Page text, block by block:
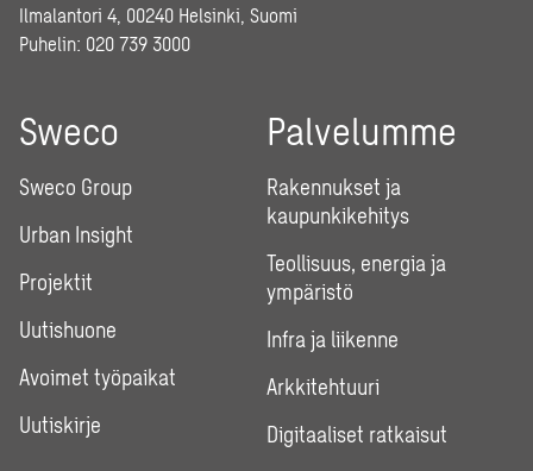
Ilmalantori 4, 00240 Helsinki, Suomi
Puhelin: 020 739 3000
Sweco
Sweco Group
Urban Insight
Projektit
Uutishuone
Avoimet työpaikat
Uutiskirje
Palvelumme
Rakennukset ja
kaupunkikehitys
Teollisuus, energia ja
ympäristö
Infra ja liikenne
Arkkitehtuuri
Digitaaliset ratkaisut